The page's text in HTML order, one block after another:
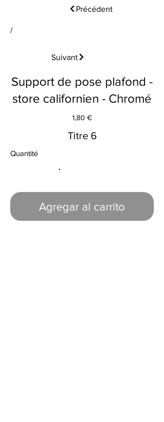
Précédent
/
Suivant
Support de pose plafond -
store californien - Chromé
1,80 €
Titre 6
Quantité
Agregar al carrito